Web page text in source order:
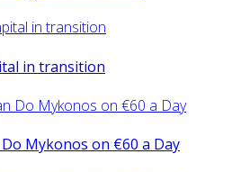
in transition
Mykonos on €60 a Day